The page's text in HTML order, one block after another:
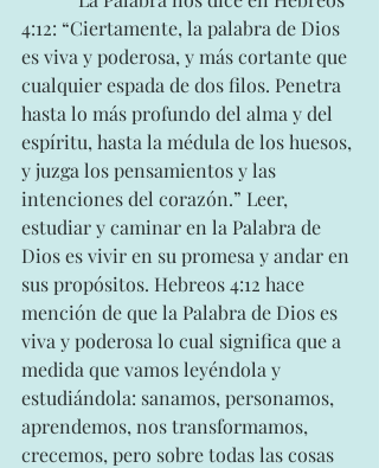
4:12: “Ciertamente, la palabra de Dios
es viva y poderosa, y más cortante que
cualquier espada de dos filos. Penetra
hasta lo más profundo del alma y del
espíritu, hasta la médula de los huesos,
y juzga los pensamientos y las
intenciones del corazón.” Leer,
estudiar y caminar en la Palabra de
Dios es vivir en su promesa y andar en
sus propósitos. Hebreos 4:12 hace
mención de que la Palabra de Dios es
viva y poderosa lo cual significa que a
medida que vamos leyéndola y
estudiándola: sanamos, personamos,
aprendemos, nos transformamos,
crecemos, pero sobre todas las cosas